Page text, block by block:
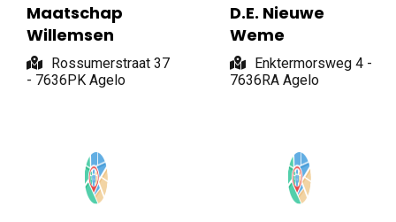
Maatschap
Willemsen
Rossumerstraat 37
- 7636PK Agelo
D.E. Nieuwe
Weme
Enktermorsweg 4 -
7636RA Agelo